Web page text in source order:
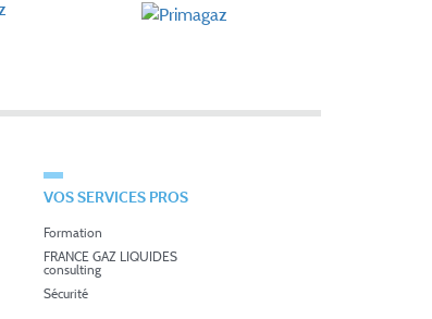
VOS SERVICES PROS
Formation
FRANCE GAZ LIQUIDES
consulting
Sécurité